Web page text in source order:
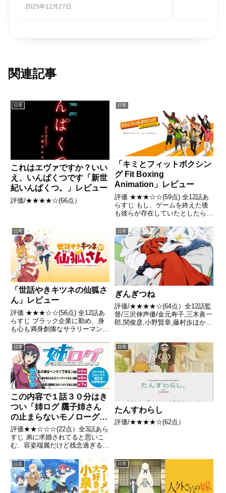
関連記事
日常
これはエヴァですか？いい
え、いんぱくつです「新世
紀いんぱくつ。」レビュー
評価/★★★★☆(66点）
日常
「キミとフィットボクシン
グ Fit Boxing
Animation」レビュー
評価 ★★★☆☆(59点) 全12話あ
らすじ もし、ゲームを終えた後
も彼らが存在していたとしたら。
ない行動をしていたとしたら。引
用- Wikipedia
日常
「世話やきキツネの仙狐さ
ん」レビュー
評価 ★★★☆☆(56点) 全12話あ
らすじ ブラック企業に勤め、身
も心も満身創痍なサラリーマン中
で料理を作る謎の少女に遭遇する
引用- Wikipedia
日常
ぎんぎつね
評価/★★★★☆(64点）全12話監
督/三沢伸声優/金元寿子,三木眞一
郎,関俊彦,小野賢章,藤村歩ほか全
狐・銀太郎が見える、神社の跡取
りの女の子。不思議な力を持つ銀
太郎ですが、やる...
日常
この内容で１話３０分はき
つい「姉ログ 靄子姉さん
の止まらないモノローグ」
レビュー
評価★★☆☆☆(22点）全3話あら
すじ 弟に求婚されてると思いこ
む、容姿端麗だけど残念過ぎるＪ
ィー最新刊!! 全校生徒の姉を自称
する生徒会長・ふぶきも加わり、
靄子の周辺はさらに賑やかに。と
どまるところを知らない...
日常
たんすわらし
評価/★★★★☆(62点）
日常 日常